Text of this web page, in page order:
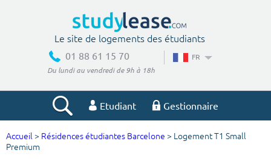
Le site de logements des étudiants
01 88 61 15 70
Du lundi au vendredi de 9h à 18h
FR
Etudiant Gestionnaire
Votre recherche
Accueil > Résidences étudiantes Barcelone > Logement T1 Small
Premium